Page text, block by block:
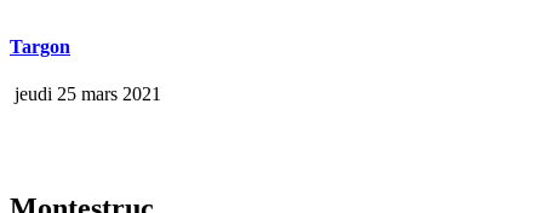
Targon
jeudi 25 mars 2021